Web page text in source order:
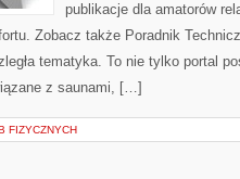
publikacje dla amatorów
Zobacz także Poradnik
tematyka. To nie tylko portal
z saunami, […]
FIZYCZNYCH